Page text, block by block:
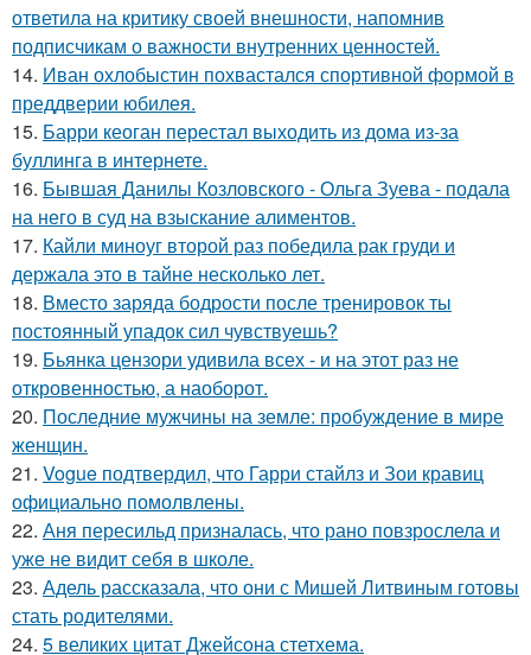
ответила на критику своей внешности, напомнив
подписчикам о важности внутренних ценностей.
14. Иван охлобыстин похвастался спортивной формой в
преддверии юбилея.
15. Барри кеоган перестал выходить из дома из-за
буллинга в интернете.
16. Бывшая Данилы Козловского - Ольга Зуева - подала
на него в суд на взыскание алиментов.
17. Кайли миноуг второй раз победила рак груди и
держала это в тайне несколько лет.
18. Вместо заряда бодрости после тренировок ты
постоянный упадок сил чувствуешь?
19. Бьянка цензори удивила всех - и на этот раз не
откровенностью, а наоборот.
20. Последние мужчины на земле: пробуждение в мире
женщин.
21. Vogue подтвердил, что Гарри стайлз и Зои кравиц
официально помолвлены.
22. Аня пересильд призналась, что рано повзрослела и
уже не видит себя в школе.
23. Адель рассказала, что они с Мишей Литвиным готовы
стать родителями.
24. 5 великих цитат Джейсoна стетхема.